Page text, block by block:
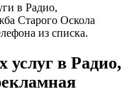
в Радио,
Старого Оскола
из списка.
услуг в Радио,